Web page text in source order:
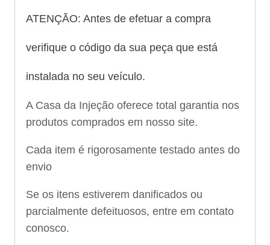
ATENÇÃO: Antes de efetuar a compra
verifique o código da sua peça que está
instalada no seu veículo.
A Casa da Injeção oferece total garantia nos
produtos comprados em nosso site.
Cada item é rigorosamente testado antes do
envio
Se os itens estiverem danificados ou
parcialmente defeituosos, entre em contato
conosco.